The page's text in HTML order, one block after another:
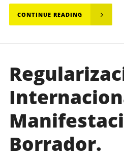
CONTINUE READING
Borrador.